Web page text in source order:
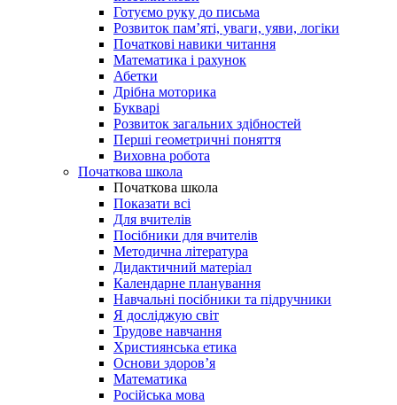
Готуємо руку до письма
Розвиток пам’яті, уваги, уяви, логіки
Початкові навики читання
Математика і рахунок
Абетки
Дрібна моторика
Букварі
Розвиток загальних здібностей
Перші геометричні поняття
Виховна робота
Початкова школа
Початкова школа
Показати всі
Для вчителів
Посібники для вчителів
Методична література
Дидактичний матеріал
Календарне планування
Навчальні посібники та підручники
Я досліджую світ
Трудове навчання
Християнська етика
Основи здоров’я
Математика
Російська мова